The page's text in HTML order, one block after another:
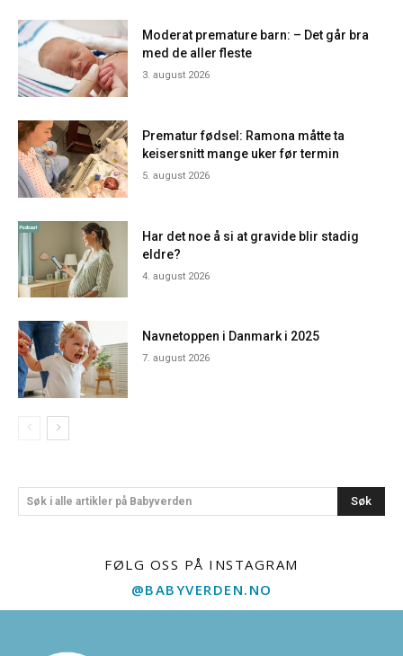
Moderat premature barn: – Det går bra
med de aller fleste
3. august 2026
Prematur fødsel: Ramona måtte ta
keisersnitt mange uker før termin
5. august 2026
Har det noe å si at gravide blir stadig
eldre?
4. august 2026
Navnetoppen i Danmark i 2025
7. august 2026
Søk i alle artikler på Babyverden Søk
FØLG OSS PÅ INSTAGRAM
@BABYVERDEN.NO